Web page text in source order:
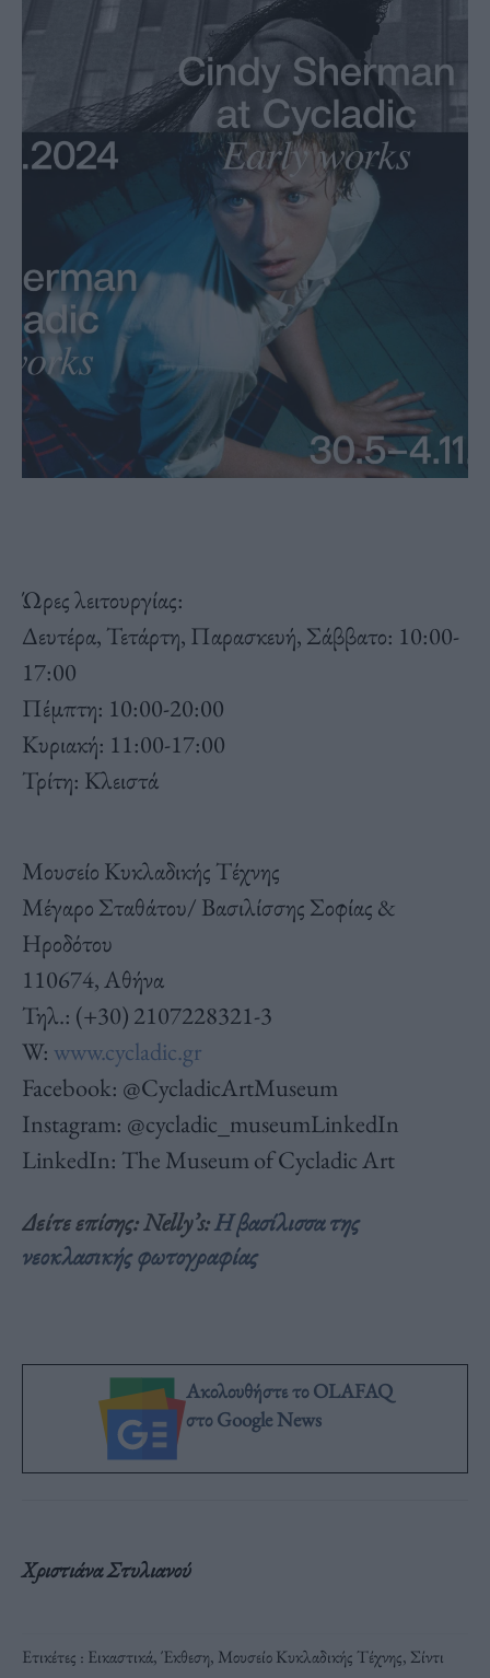
Ώρες λειτουργίας:
Δευτέρα, Τετάρτη, Παρασκευή, Σάββατο: 10:00-
17:00
Πέμπτη: 10:00-20:00
Κυριακή: 11:00-17:00
Τρίτη: Κλειστά
Μουσείο Κυκλαδικής Τέχνης
Μέγαρο Σταθάτου/ Βασιλίσσης Σοφίας &
Ηροδότου
110674, Αθήνα
Τηλ.: (+30) 2107228321-3
W: www.cycladic.gr
Facebook: @CycladicArtMuseum
Instagram: @cycladic_museumLinkedIn
LinkedIn: The Museum of Cycladic Art
Δείτε επίσης:Nelly’s:Η βασίλισσα της
νεοκλασικής φωτογραφίας
Ακολουθήστε το OLAFAQ
στο Google News
Χριστιάνα Στυλιανού
Ετικέτες : Εικαστικά,Έκθεση, Μουσείο Κυκλαδικής Τέχνης, Σίντι